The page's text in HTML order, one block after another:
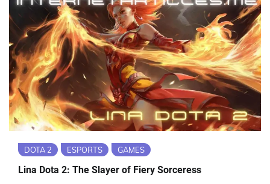
DOTA 2 ESPORTS GAMES
Lina Dota 2: The Slayer of Fiery Sorceress